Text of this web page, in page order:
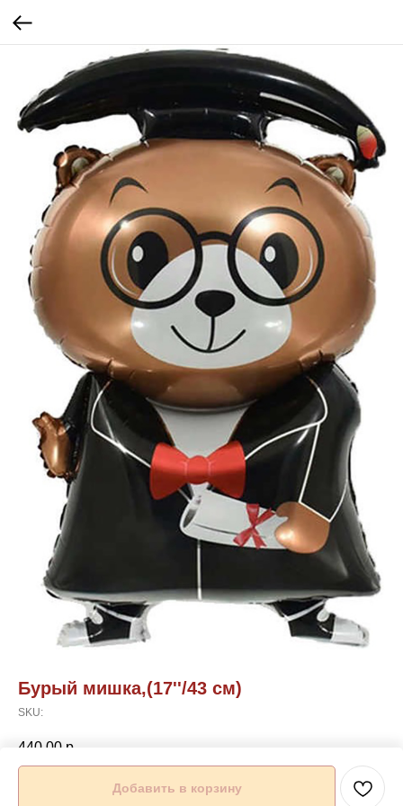
Бурый мишка,(17''/43 см)
SKU:
440,00 р.
Добавить в корзину